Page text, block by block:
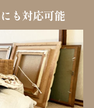
も対応可能